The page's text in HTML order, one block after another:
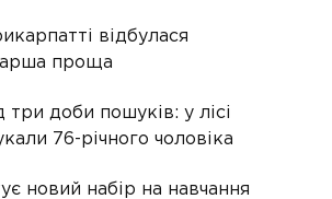
відбулася
проща
три доби пошуків: у лісі
76-річного чоловіка
новий набір на навчання